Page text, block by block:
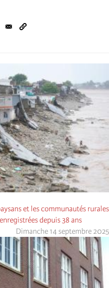
et les communautés rurales
depuis 38 ans
Dimanche 14 septembre 2025